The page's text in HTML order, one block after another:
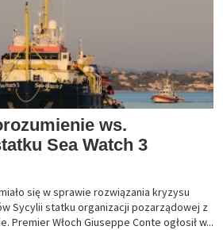
ws.
Sea Watch 3
się w sprawie rozwiązania kryzysu
Sycylii statku organizacji pozarządowej z
Premier Włoch Giuseppe Conte ogłosił w...